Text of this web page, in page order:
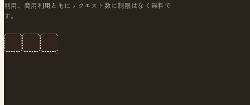
利用、商用利用ともにリクエスト数に制限はなく無料で
す。